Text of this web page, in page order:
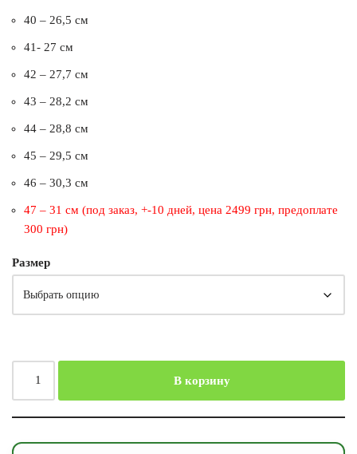
40 – 26,5 см
41- 27 см
42 – 27,7 см
43 – 28,2 см
44 – 28,8 см
45 – 29,5 см
46 – 30,3 см
47 – 31 см (под заказ, +-10 дней, цена 2499 грн, предоплате
300 грн)
Размер
В корзину